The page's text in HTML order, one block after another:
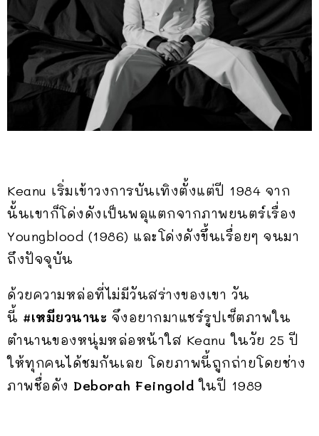
Keanu เริ่มเข้าวงการบันเทิงตั้งแต่ปี 1984 จาก
นั้นเขาก็โด่งดังเป็นพลุแตกจากภาพยนตร์เรื่อง
Youngblood (1986) และโด่งดังขึ้นเรื่อยๆ จนมา
ถึงปัจจุบัน
ด้วยความหล่อที่ไม่มีวันสร่างของเขา วัน
นี้ #เหมียวนานะ จึงอยากมาแชร์รูปเซ็ตภาพใน
ตำนานของหนุ่มหล่อหน้าใส Keanu ในวัย 25 ปี
ให้ทุกคนได้ชมกันเลย โดยภาพนี้ถูกถ่ายโดยช่าง
ภาพชื่อดัง Deborah Feingoldในปี 1989